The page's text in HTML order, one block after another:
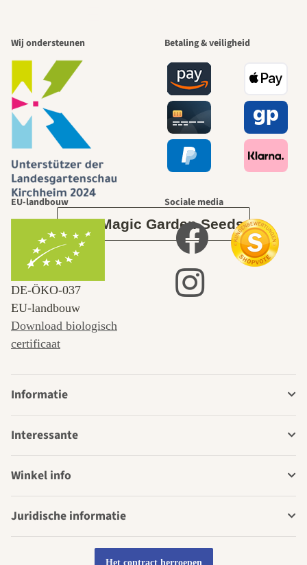
mooiste paden
naar onszelf
leidt door de
tuin.
Over Magic Garden Seeds
Wij ondersteunen Betaling & veiligheid
EU-landbouw
DE‑ÖKO‑037
EU-landbouw
Download biologisch
certificaat
Sociale media
Informatie
Interessante
Winkel info
Juridische informatie
Het contract herroepen